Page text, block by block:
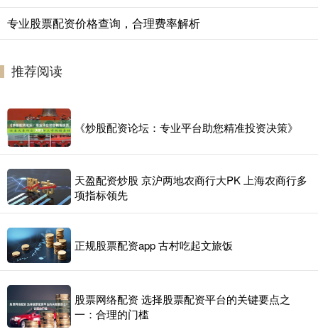
专业股票配资价格查询，合理费率解析
推荐阅读
《炒股配资论坛：专业平台助您精准投资决策》
天盈配资炒股 京沪两地农商行大PK 上海农商行多
项指标领先
正规股票配资app 古村吃起文旅饭
股票网络配资 选择股票配资平台的关键要点之
一：合理的门槛